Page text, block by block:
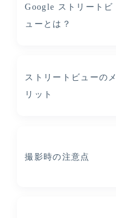
Google ストリートビ
ューとは？
ストリートビューのメ
リット
撮影時の注意点